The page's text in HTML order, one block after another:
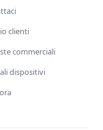
clienti
commerciali
dispositivi